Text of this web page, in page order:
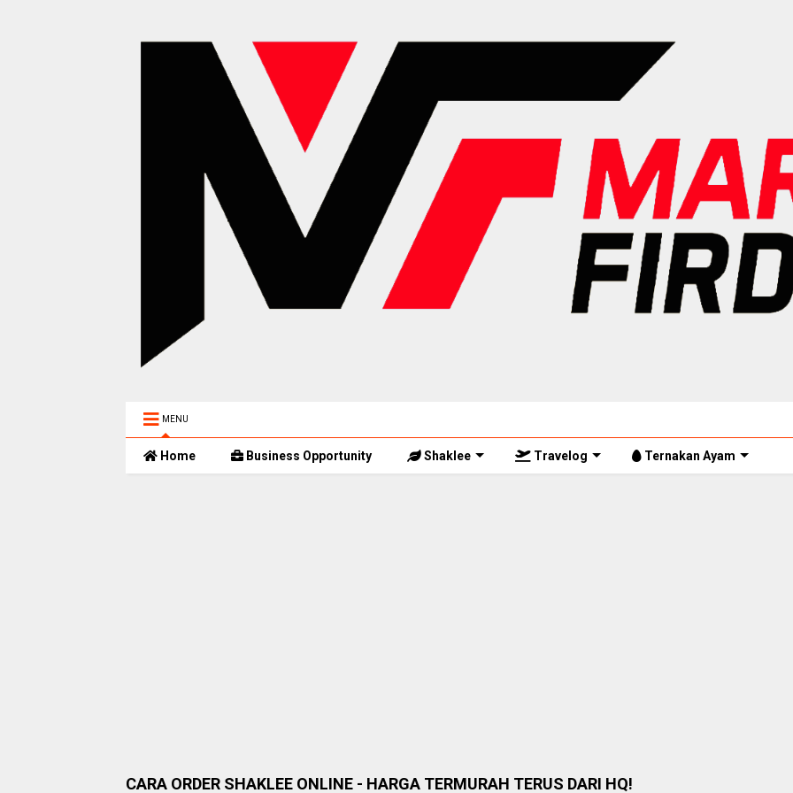
MENU
Home Business Opportunity Shaklee Travelog Ternakan Ayam
CARA ORDER SHAKLEE ONLINE - HARGA TERMURAH TERUS DARI HQ!